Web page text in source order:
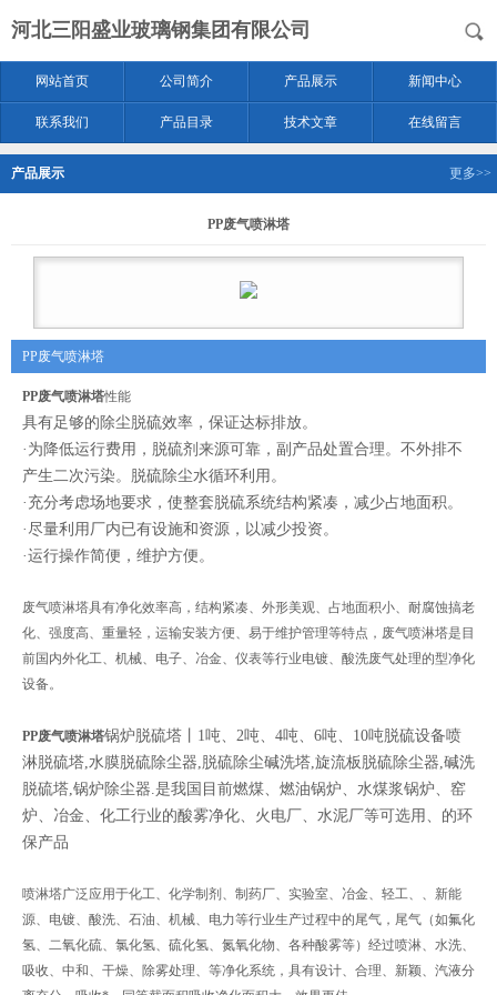
河北三阳盛业玻璃钢集团有限公司
网站首页 公司简介 产品展示 新闻中心
联系我们 产品目录 技术文章 在线留言
产品展示 更多>>
PP废气喷淋塔
PP废气喷淋塔
PP废气喷淋塔性能
具有足够的除尘脱硫效率，保证达标排放。
·为降低运行费用，脱硫剂来源可靠，副产品处置合理。不外排不
产生二次污染。脱硫除尘水循环利用。
·充分考虑场地要求，使整套脱硫系统结构紧凑，减少占地面积。
·尽量利用厂内已有设施和资源，以减少投资。
·运行操作简便，维护方便。
废气喷淋塔具有净化效率高，结构紧凑、外形美观、占地面积小、耐腐蚀搞老
化、强度高、重量轻，运输安装方便、易于维护管理等特点，废气喷淋塔是目
前国内外化工、机械、电子、冶金、仪表等行业电镀、酸洗废气处理的型净化
设备。
PP废气喷淋塔锅炉脱硫塔丨1吨、2吨、4吨、6吨、10吨脱硫设备喷
淋脱硫塔,水膜脱硫除尘器,脱硫除尘碱洗塔,旋流板脱硫除尘器,碱洗
脱硫塔,锅炉除尘器.是我国目前燃煤、燃油锅炉、水煤浆锅炉、窑
炉、冶金、化工行业的酸雾净化、火电厂、水泥厂等可选用、的环
保产品
喷淋塔广泛应用于化工、化学制剂、制药厂、实验室、冶金、轻工、、新能
源、电镀、酸洗、石油、机械、电力等行业生产过程中的尾气，尾气（如氟化
氢、二氧化硫、氯化氢、硫化氢、氮氧化物、各种酸雾等）经过喷淋、水洗、
吸收、中和、干燥、除雾处理、等净化系统，具有设计、合理、新颖、汽液分